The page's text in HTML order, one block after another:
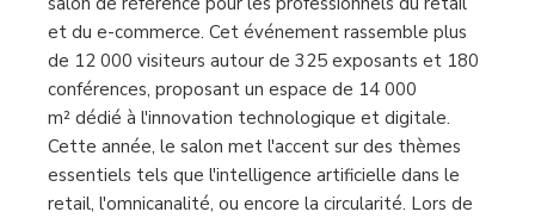
et du e-commerce. Cet événement rassemble plus
de 12 000 visiteurs autour de 325 exposants et 180
conférences, proposant un espace de 14 000
m² dédié à l'innovation technologique et digitale.
Cette année, le salon met l'accent sur des thèmes
essentiels tels que l'intelligence artificielle dans le
retail, l'omnicanalité, ou encore la circularité. Lors de